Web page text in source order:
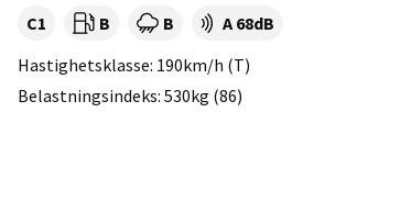
Dekklasse:
C1 Drivstofforbruk:
B Våtgrep:
B Dekkstøy (dB):
A 68dB
Hastighetsklasse: 190km/h (T)
Belastningsindeks: 530kg (86)